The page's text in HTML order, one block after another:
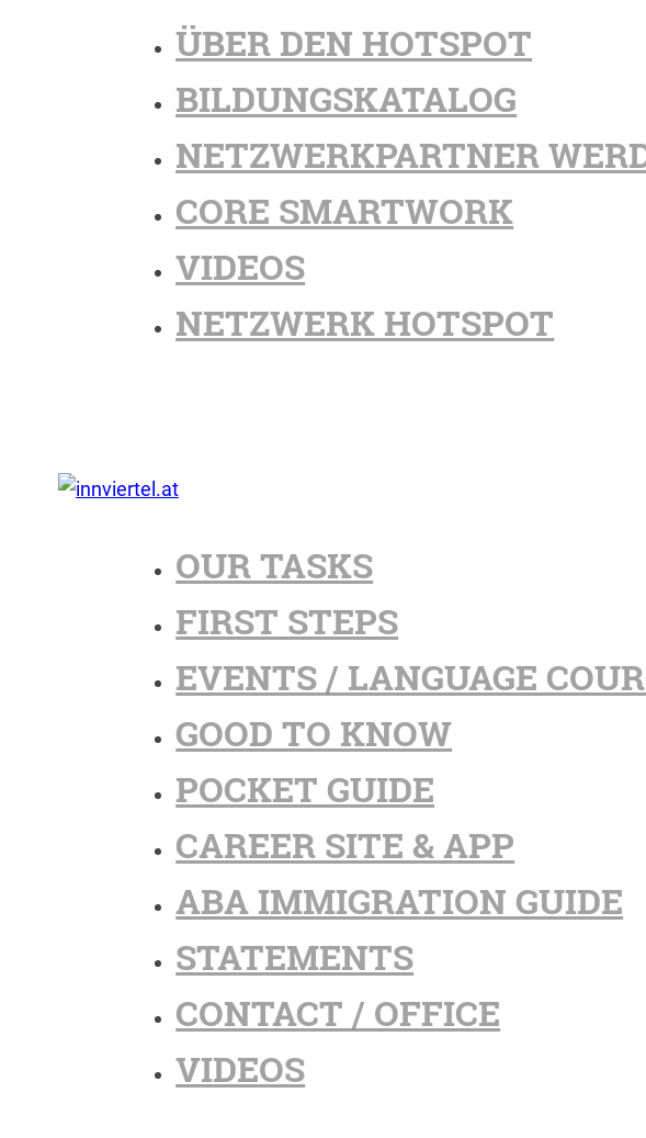
ÜBER DEN HOTSPOT
BILDUNGSKATALOG
NETZWERKPARTNER
CORE SMARTWORK
VIDEOS
NETZWERK HOTSPOT
OUR TASKS
FIRST STEPS
EVENTS / LANGUAGE
GOOD TO KNOW
POCKET GUIDE
CAREER SITE & APP
ABA IMMIGRATION GUIDE
STATEMENTS
CONTACT / OFFICE
VIDEOS